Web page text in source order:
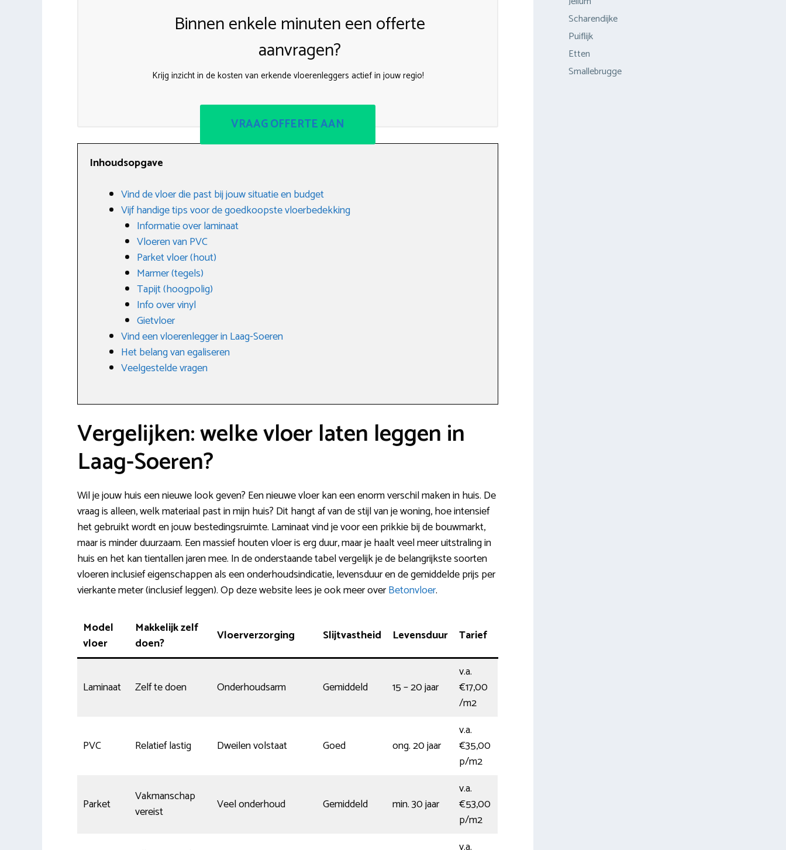
Binnen enkele minuten een offerte
aanvragen?
Krijg inzicht in de kosten van erkende vloerenleggers actief in jouw regio!
VRAAG OFFERTE AAN
Inhoudsopgave
Vind de vloer die past bij jouw situatie en budget
Vijf handige tips voor de goedkoopste vloerbedekking
Informatie over laminaat
Vloeren van PVC
Parket vloer (hout)
Marmer (tegels)
Tapijt (hoogpolig)
Info over vinyl
Gietvloer
Vind een vloerenlegger in Laag-Soeren
Het belang van egaliseren
Veelgestelde vragen
Vergelijken: welke vloer laten leggen in
Laag-Soeren?
Wil je jouw huis een nieuwe look geven? Een nieuwe vloer kan een enorm verschil maken in huis. De
vraag is alleen, welk materiaal past in mijn huis? Dit hangt af van de stijl van je woning, hoe intensief
het gebruikt wordt en jouw bestedingsruimte. Laminaat vind je voor een prikkie bij de bouwmarkt,
maar is minder duurzaam. Een massief houten vloer is erg duur, maar je haalt veel meer uitstraling in
huis en het kan tientallen jaren mee. In de onderstaande tabel vergelijk je de belangrijkste soorten
vloeren inclusief eigenschappen als een onderhoudsindicatie, levensduur en de gemiddelde prijs per
vierkante meter (inclusief leggen). Op deze website lees je ook meer overBetonvloer.
Model
vloer
Makkelijk zelf
doen?
Vloerverzorging Slijtvastheid Levensduur Tarief
Laminaat Zelf te doen Onderhoudsarm Gemiddeld 15 – 20 jaar
v.a.
€17,00
/m2
PVC Relatief lastig Dweilen volstaat Goed ong. 20 jaar
v.a.
€35,00
p/m2
Parket
Vakmanschap
vereist
Veel onderhoud Gemiddeld min. 30 jaar
v.a.
€53,00
p/m2
Scharendijke
Puiflijk
Etten
Smallebrugge